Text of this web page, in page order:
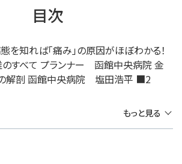
目次
を知れば「痛み」の原因がほぼわかる！
すべて プランナー 函館中央病院 金
解剖 函館中央病院 塩田浩平 ■2
もっと見る